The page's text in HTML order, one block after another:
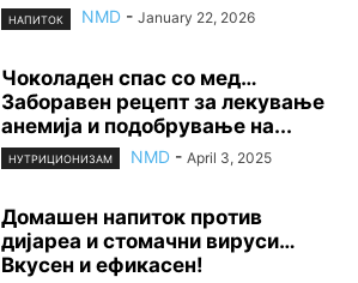
НАПИТОК NMD - January 22, 2026
Чоколаден спас со мед…
Заборавен рецепт за лекување
анемија и подобрување на...
НУТРИЦИОНИЗАМ NMD - April 3, 2025
Домашен напиток против
дијареа и стомачни вируси…
Вкусен и ефикасен!